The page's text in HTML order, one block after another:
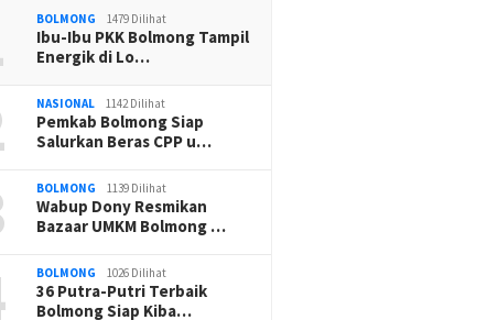
BOLMONG 1479 Dilihat
Ibu-Ibu PKK Bolmong Tampil
Energik di Lo…
NASIONAL 1142 Dilihat
Pemkab Bolmong Siap
Salurkan Beras CPP u…
BOLMONG 1139 Dilihat
Wabup Dony Resmikan
Bazaar UMKM Bolmong …
BOLMONG 1026 Dilihat
36 Putra-Putri Terbaik
Bolmong Siap Kiba…